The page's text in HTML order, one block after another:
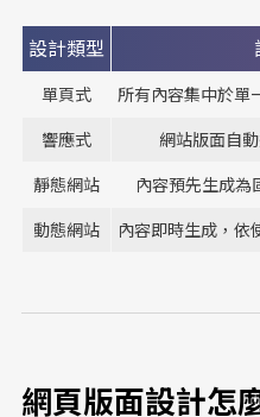
設計類型
單頁式 所有內容集中於單
響應式
網站版面自
靜態網站
內容預先生成
動態網站
內容即時生成，依
網頁版面設計怎